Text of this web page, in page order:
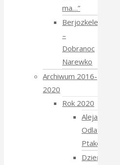
ma…”
Berjozkele
–
Dobranoc
Narewko
Archiwum 2016-
2020
Rok 2020
Aleja
Odlatujących
Ptaków
Dzień